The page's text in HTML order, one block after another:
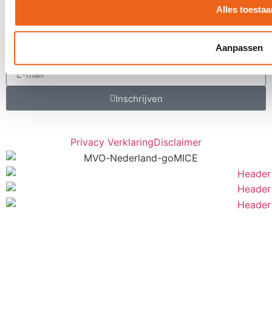
Alles
Aanpassen
Een keer per maand inspiratie ontvangen
Inschrijven
Privacy VerklaringDisclaimer